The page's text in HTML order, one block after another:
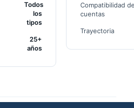
Todos
los
tipos
25+
años
Compatibilidad
cuentas
Trayectoria